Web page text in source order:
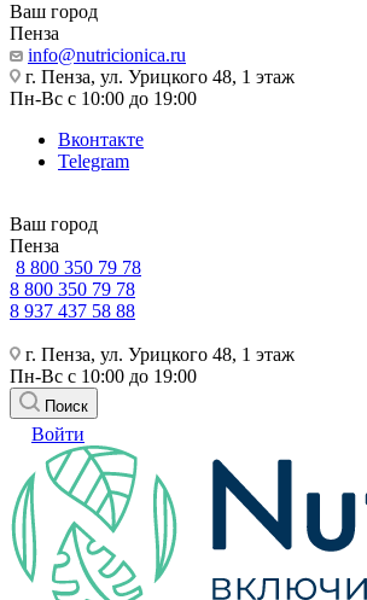
Ваш город
Пенза
info@nutricionica.ru
г. Пенза, ул. Урицкого 48, 1 этаж
Пн-Вс с 10:00 до 19:00
Вконтакте
Telegram
Ваш город
Пенза
8 800 350 79 78
8 800 350 79 78
8 937 437 58 88
г. Пенза, ул. Урицкого 48, 1 этаж
Пн-Вс с 10:00 до 19:00
Поиск
Войти